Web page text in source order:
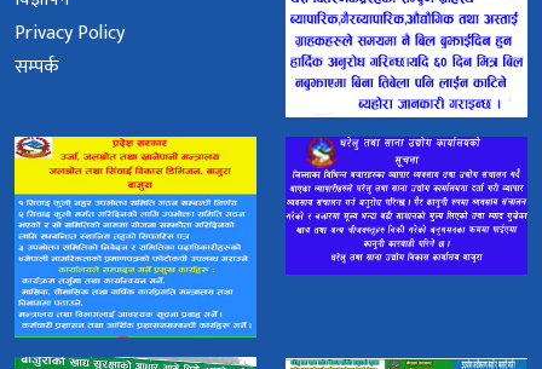
Privacy Policy
सम्पर्क